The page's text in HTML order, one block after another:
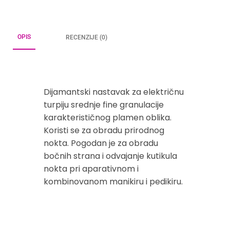
OPIS RECENZIJE (0)
Dijamantski nastavak za električnu
turpiju srednje fine granulacije
karakterističnog plamen oblika.
Koristi se za obradu prirodnog
nokta. Pogodan je za obradu
bočnih strana i odvajanje kutikula
nokta pri aparativnom i
kombinovanom manikiru i pedikiru.